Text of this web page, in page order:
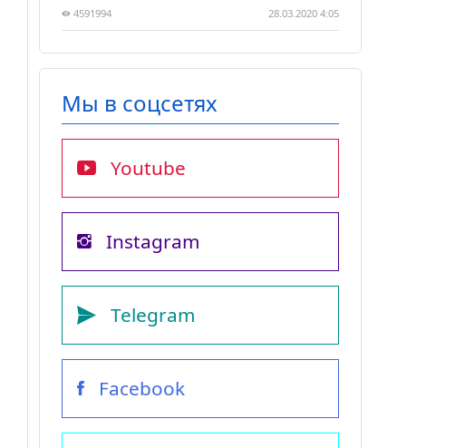
4591994 28.03.2020 4:05
Мы в соцсетях
Youtube
Instagram
Telegram
Facebook